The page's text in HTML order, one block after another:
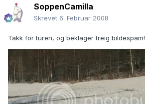
SoppenCamilla
Skrevet 6. Februar 2008
Takk for turen, og beklager treig bildespam!